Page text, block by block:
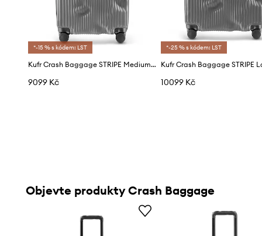
*-15 % s kódem: LST
Kufr Crash Baggage STRIPE Medium Size 68x45x26 cm
9099 Kč
*-25 % s kódem: LST
10099 Kč
Objevte produkty Crash Baggage